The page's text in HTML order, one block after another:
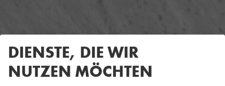
DIENSTE, DIE WIR
NUTZEN MÖCHTEN